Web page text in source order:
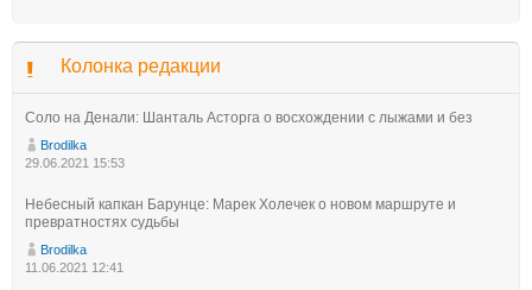
Колонка редакции
Соло на Денали: Шанталь Асторга о восхождении с лыжами и без
Brodilka
29.06.2021 15:53
Небесный капкан Барунце: Марек Холечек о новом маршруте и
превратностях судьбы
Brodilka
11.06.2021 12:41